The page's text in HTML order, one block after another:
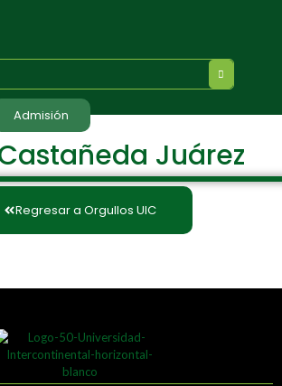
Admisión
Juárez
Regresar a Orgullos UIC